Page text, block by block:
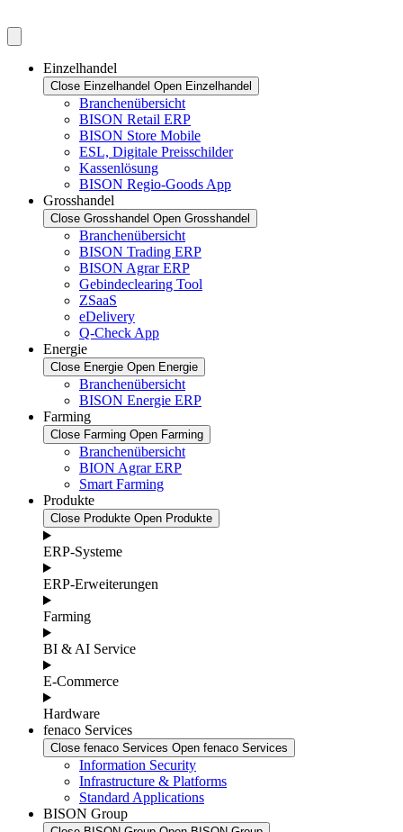
Einzelhandel
Close Einzelhandel Open Einzelhandel
Branchenübersicht
BISON Retail ERP
BISON Store Mobile
ESL, Digitale Preisschilder
Kassenlösung
BISON Regio-Goods App
Grosshandel
Close Grosshandel Open Grosshandel
Branchenübersicht
BISON Trading ERP
BISON Agrar ERP
Gebindeclearing Tool
ZSaaS
eDelivery
Q-Check App
Energie
Close Energie Open Energie
Branchenübersicht
BISON Energie ERP
Farming
Close Farming Open Farming
Branchenübersicht
BION Agrar ERP
Smart Farming
Produkte
Close Produkte Open Produkte
ERP-Systeme
ERP-Erweiterungen
Farming
BI & AI Service
E-Commerce
Hardware
fenaco Services
Close fenaco Services Open fenaco Services
Information Security
Infrastructure & Platforms
Standard Applications
BISON Group